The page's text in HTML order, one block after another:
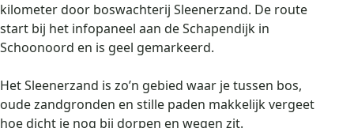
kilometer door boswachterij Sleenerzand. De route
start bij het infopaneel aan de Schapendijk in
Schoonoord en is geel gemarkeerd.
Het Sleenerzand is zo’n gebied waar je tussen bos,
oude zandgronden en stille paden makkelijk vergeet
hoe dicht je nog bij dorpen en wegen zit.